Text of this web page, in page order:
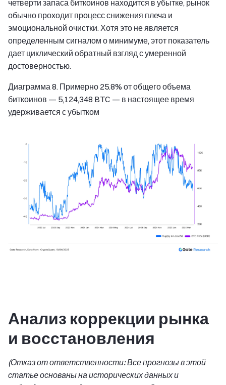
четверти запаса биткоинов находится в убытке, рынок
обычно проходит процесс снижения плеча и
эмоциональной очистки. Хотя это не является
определенным сигналом о минимуме, этот показатель
дает циклический обратный взгляд с умеренной
достоверностью.
Диаграмма 8. Примерно 25.8% от общего объема
биткоинов — 5,124,348 BTC — в настоящее время
удерживается с убытком
Анализ коррекции рынка
и восстановления
(Отказ от ответственности:Все прогнозы в этой
статье основаны на исторических данных и